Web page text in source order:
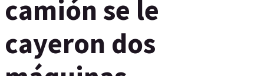
camión se le
cayeron dos